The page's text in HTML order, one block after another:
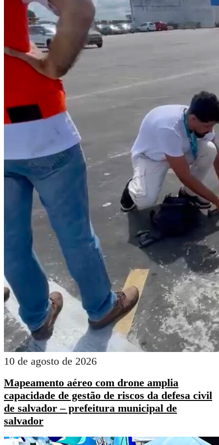
10 de agosto de 2026
Mapeamento aéreo com drone amplia
capacidade de gestão de riscos da defesa civil
de salvador – prefeitura municipal de
salvador